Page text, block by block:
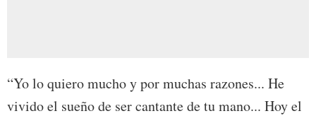
“Yo lo quiero mucho y por muchas razones... He
vivido el sueño de ser cantante de tu mano... Hoy el